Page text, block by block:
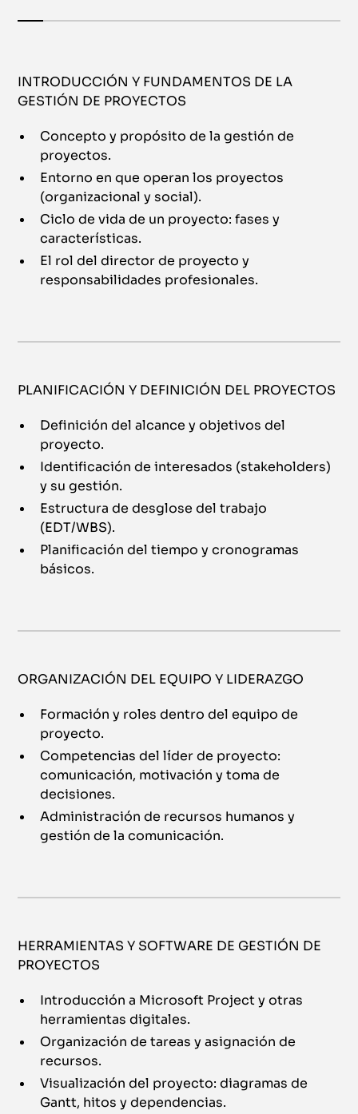
INTRODUCCIÓN Y FUNDAMENTOS DE LA
GESTIÓN DE PROYECTOS
Concepto y propósito de la gestión de
proyectos.
Entorno en que operan los proyectos
(organizacional y social).
Ciclo de vida de un proyecto: fases y
características.
El rol del director de proyecto y
responsabilidades profesionales.
PLANIFICACIÓN Y DEFINICIÓN DEL PROYECTOS
Definición del alcance y objetivos del
proyecto.
Identificación de interesados (stakeholders)
y su gestión.
Estructura de desglose del trabajo
(EDT/WBS).
Planificación del tiempo y cronogramas
básicos.
ORGANIZACIÓN DEL EQUIPO Y LIDERAZGO
Formación y roles dentro del equipo de
proyecto.
Competencias del líder de proyecto:
comunicación, motivación y toma de
decisiones.
Administración de recursos humanos y
gestión de la comunicación.
HERRAMIENTAS Y SOFTWARE DE GESTIÓN DE
PROYECTOS
Introducción a Microsoft Project y otras
herramientas digitales.
Organización de tareas y asignación de
recursos.
Visualización del proyecto: diagramas de
Gantt, hitos y dependencias.